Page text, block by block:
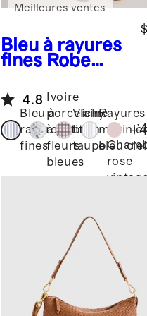
Bleu à rayures
fines Robe
européen à
encolure
dégagée
Meilleures ventes
4.8
Bleu à
rayures
fines
Ivoire
porcelaine
à petites
fleurs
bleues
Vichy
brun
taupe
Rayures
bleu ciel
rose
+